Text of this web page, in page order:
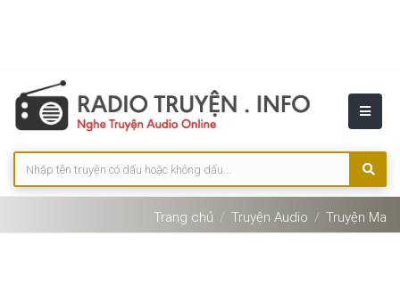
Trang chủ Truyện Audio Truyện Ma